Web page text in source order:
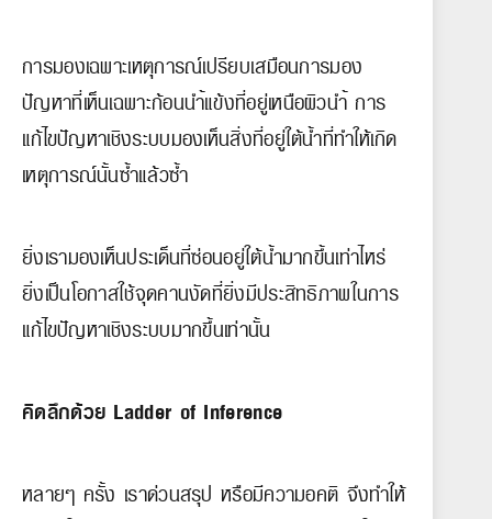
การมองเฉพาะเหตุการณ์เปรียบเสมือนการมอง
ปัญหาที่เห็นเฉพาะก้อนนำ้แข้งที่อยู่เหนือผิวนำ้ การ
แก้ไขปัญหาเชิงระบบมองเห็นสิ่งที่อยู่ใต้น้ำที่ทำให้เกิด
เหตุการณ์นั้นซ้ำแล้วซ้ำ
ยิ่งเรามองเห็นประเด็นที่ซ่อนอยู่ใต้น้ำมากขึ้นเท่าไหร่
ยิ่งเป็นโอกาสใช้จุดคานงัดที่ยิ่งมีประสิทธิภาพในการ
แก้ไขปัญหาเชิงระบบมากขึ้นเท่านั้น
คิดลึกด้วย Ladder of Inference
หลายๆ ครั้ง เราด่วนสรุป หรือมีความอคติ จึงทำให้